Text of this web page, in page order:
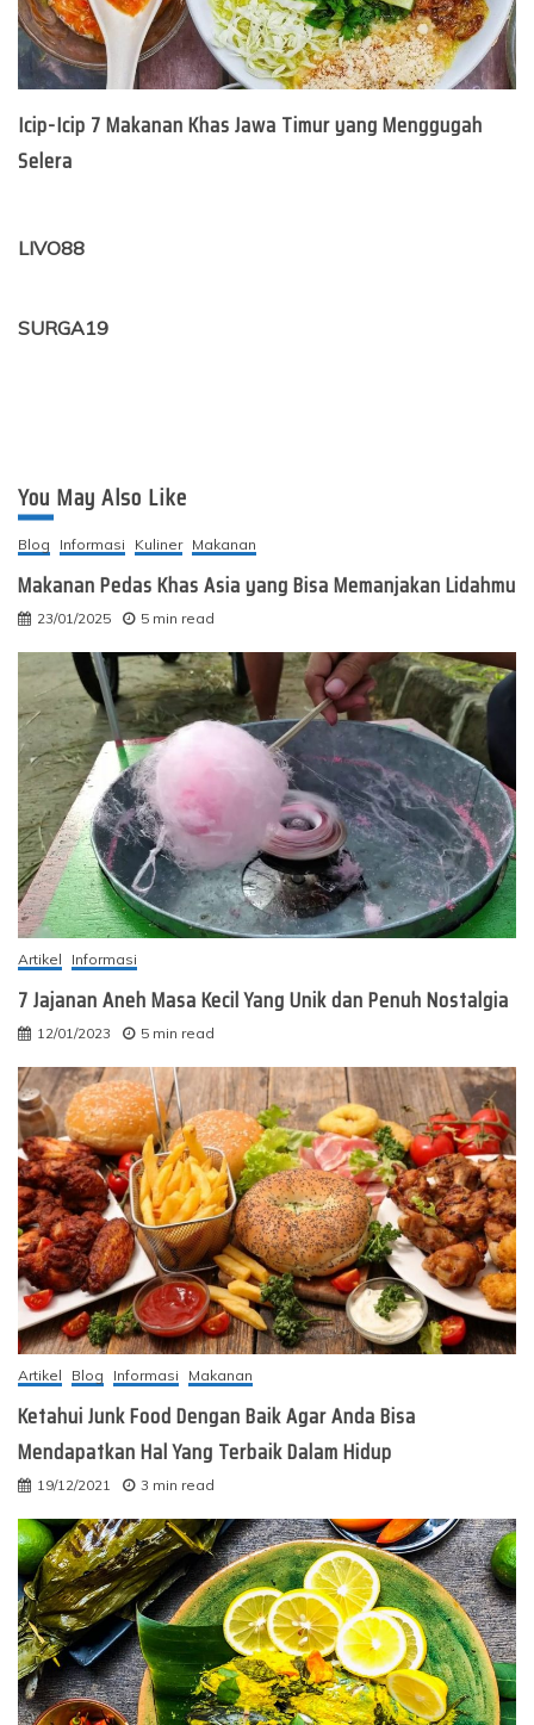
Icip-Icip 7 Makanan Khas Jawa Timur yang Menggugah
Selera
LIVO88
SURGA19
You May Also Like
Blog Informasi Kuliner Makanan
Makanan Pedas Khas Asia yang Bisa Memanjakan Lidahmu
23/01/2025 5 min read
Artikel Informasi
7 Jajanan Aneh Masa Kecil Yang Unik dan Penuh Nostalgia
12/01/2023 5 min read
Artikel Blog Informasi Makanan
Ketahui Junk Food Dengan Baik Agar Anda Bisa
Mendapatkan Hal Yang Terbaik Dalam Hidup
19/12/2021 3 min read